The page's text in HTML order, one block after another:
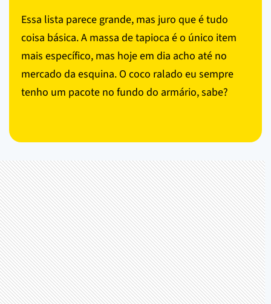
Essa lista parece grande, mas juro que é tudo
coisa básica. A massa de tapioca é o único item
mais específico, mas hoje em dia acho até no
mercado da esquina. O coco ralado eu sempre
tenho um pacote no fundo do armário, sabe?